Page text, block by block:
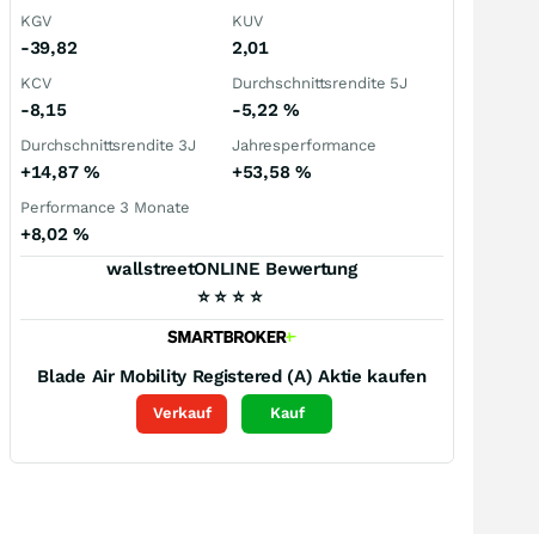
KGV
-39,82
KUV
2,01
KCV
-8,15
Durchschnittsrendite 5J
-5,22%
Durchschnittsrendite 3J
+14,87 %
Jahresperformance
+53,58 %
Performance 3 Monate
+8,02%
wallstreetONLINE Bewertung
⭐ ⭐ ⭐ ⭐
Blade Air Mobility Registered (A) Aktie kaufen
Verkauf Kauf